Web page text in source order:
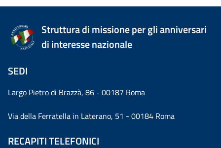
Struttura di missione per gli anniversari
di interesse nazionale
SEDI
Largo Pietro di Brazzà, 86 - 00187 Roma
Via della Ferratella in Laterano, 51 - 00184 Roma
RECAPITI TELEFONICI